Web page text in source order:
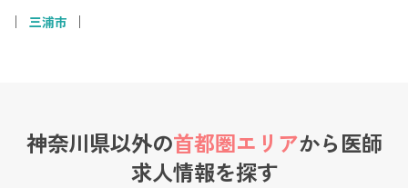
三浦市
神奈川県以外の首都圏エリアから医師
求人情報を探す